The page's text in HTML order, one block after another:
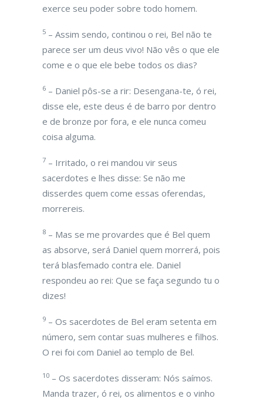
exerce seu poder sobre todo homem.
5 – Assim sendo, continou o rei, Bel não te
parece ser um deus vivo! Não vês o que ele
come e o que ele bebe todos os dias?
6 – Daniel pôs-se a rir: Desengana-te, ó rei,
disse ele, este deus é de barro por dentro
e de bronze por fora, e ele nunca comeu
coisa alguma.
7 – Irritado, o rei mandou vir seus
sacerdotes e lhes disse: Se não me
disserdes quem come essas oferendas,
morrereis.
8 – Mas se me provardes que é Bel quem
as absorve, será Daniel quem morrerá, pois
terá blasfemado contra ele. Daniel
respondeu ao rei: Que se faça segundo tu o
dizes!
9 – Os sacerdotes de Bel eram setenta em
número, sem contar suas mulheres e filhos.
O rei foi com Daniel ao templo de Bel.
10 – Os sacerdotes disseram: Nós saímos.
Manda trazer, ó rei, os alimentos e o vinho